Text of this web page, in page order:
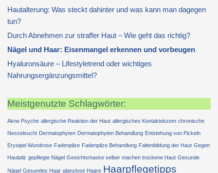
Hautalterung: Was steckt dahinter und was kann man dagegen
tun?
Durch Abnehmen zur straffer Haut – Wie geht das richtig?
Nägel und Haar: Eisenmangel erkennen und vorbeugen
Hyaluronsäure – Lifestyletrend oder wichtiges
Nahrungsergänzungsmittel?
Meistgenutzte Schlagwörter:
Akne Psyche allergische Reaktion der Haut allergisches Kontaktekzem chronische
Nesselsucht Dermatophyten Dermatophyten Behandlung Entstehung von Pickeln
Erysipel Wundrose Fadenpilze Fadenpilze Behandlung Faltenbildung der Haut Gegen
Hautpilz gepflegte Nägel Gesichtsmaske selber machen trockene Haut Gesunde
Nägel Gesundes Haar glanzlose Haare Haarpflegetipps